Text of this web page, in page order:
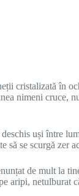
cristalizată în
nimeni cruce,
uși între
să se scurgă zer
de mult la
aripi, netulburat